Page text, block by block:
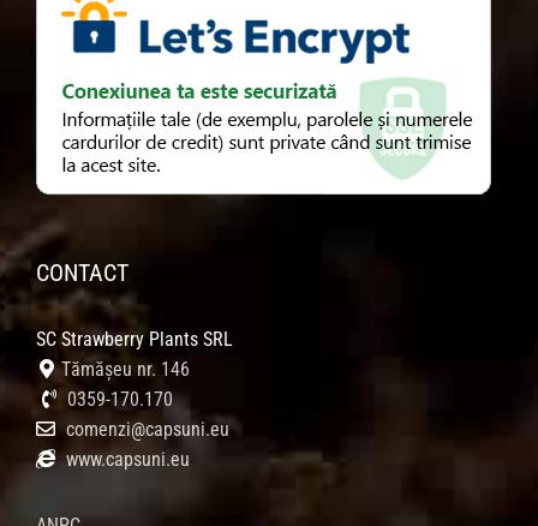
CONTACT
SC Strawberry Plants SRL
Tămășeu nr. 146
0359-170.170
comenzi@capsuni.eu
www.capsuni.eu